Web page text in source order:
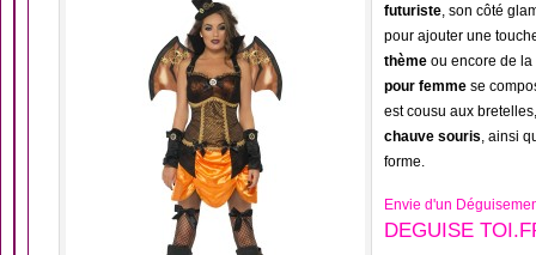
futuriste, son côté
pour ajouter une
thème ou encore de la
pour femme se
est cousu aux
chauve souris, ainsi
forme.
Envie d'un
DEGUISE